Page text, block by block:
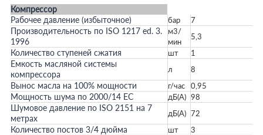
Компрессор
Рабочее давление (избыточное)
бар 7
Производительность по ISO 1217 ed. 3.
1996
м3/
мин
5,3
Количество ступеней сжатия шт 1
Емкость масляной системы
компрессора
л 8
Вынос масла на 100% мощности г/час 0,95
Мощность шума по 2000/14 ЕС дБ(А) 98
Шумовое давление по ISO 2151 на 7
метрах
дБ(А) 72
Количество постов 3/4 дюйма шт 3